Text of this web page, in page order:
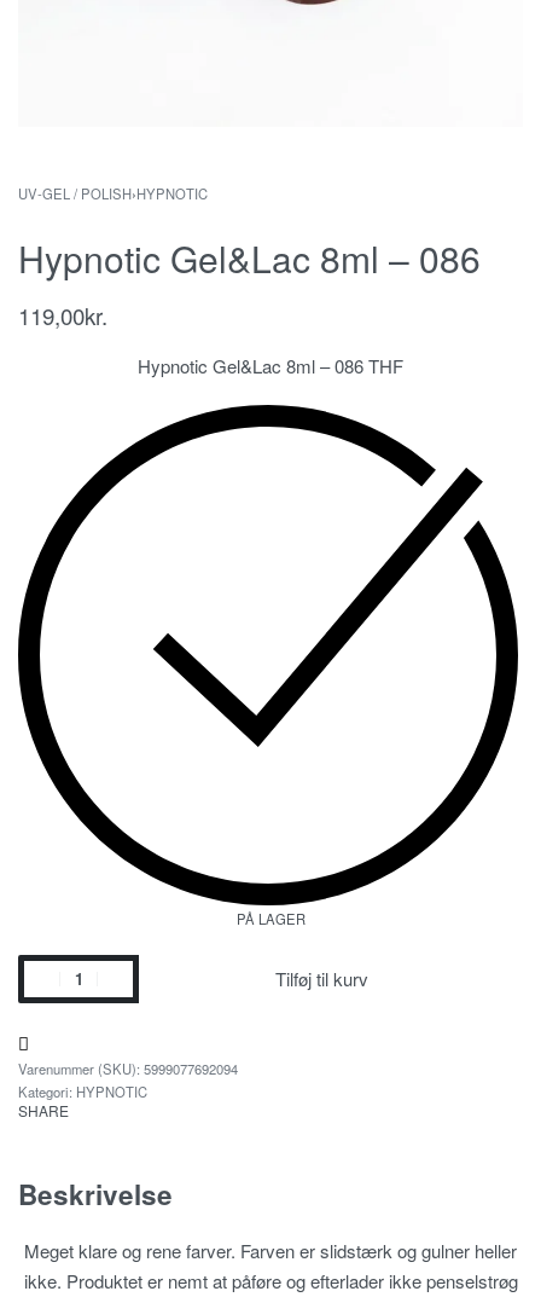
UV-GEL / POLISH›HYPNOTIC
Hypnotic Gel&Lac 8ml – 086
119,00kr.
Hypnotic Gel&Lac 8ml – 086 THF
PÅ LAGER
Tilføj til kurv
5999077692094
Kategori: HYPNOTIC
SHARE
Beskrivelse
Meget klare og rene farver. Farven er slidstærk og gulner heller
ikke. Produktet er nemt at påføre og efterlader ikke penselstrøg